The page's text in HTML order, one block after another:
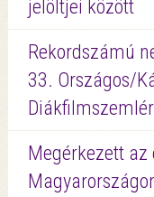
jelöltjei között
Rekordszámú
33. Országos/
Megérkezett az